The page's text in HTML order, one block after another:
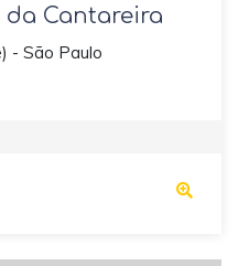
Cantareira
- São Paulo